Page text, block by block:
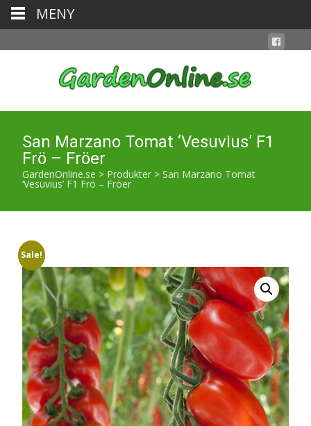
San Marzano Tomat ‘Vesuvius’ F1
Frö – Fröer
GardenOnline.se > Produkter > San Marzano Tomat
‘Vesuvius’ F1 Frö – Fröer
Sale!
MENY